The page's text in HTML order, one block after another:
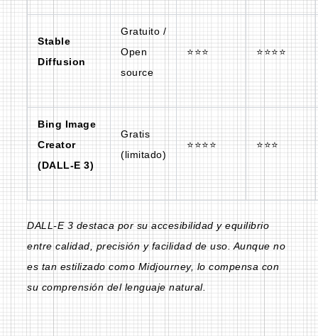
Stable
Diffusion
Gratuito /
Open
source
⭐⭐⭐ ⭐⭐⭐⭐
Bing Image
Creator
(DALL-E 3)
Gratis
(limitado)
⭐⭐⭐⭐ ⭐⭐⭐
DALL-E 3 destaca por su accesibilidad y equilibrio
entre calidad, precisión y facilidad de uso. Aunque no
es tan estilizado como Midjourney, lo compensa con
su comprensión del lenguaje natural.